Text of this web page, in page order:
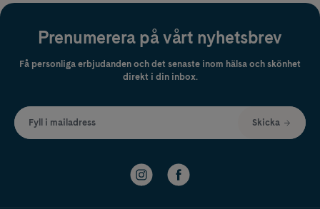
Prenumerera på vårt nyhetsbrev
Få personliga erbjudanden och det senaste inom hälsa och skönhet
direkt i din inbox.
Fyll i mailadress Skicka